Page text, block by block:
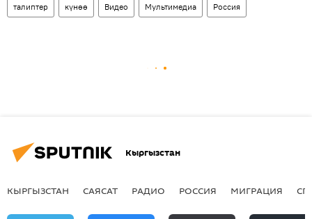
талиптер күнөө Видео Мультимедиа Россия
Кыргызстан
КЫРГЫЗСТАН САЯСАТ РАДИО РОССИЯ МИГРАЦИЯ